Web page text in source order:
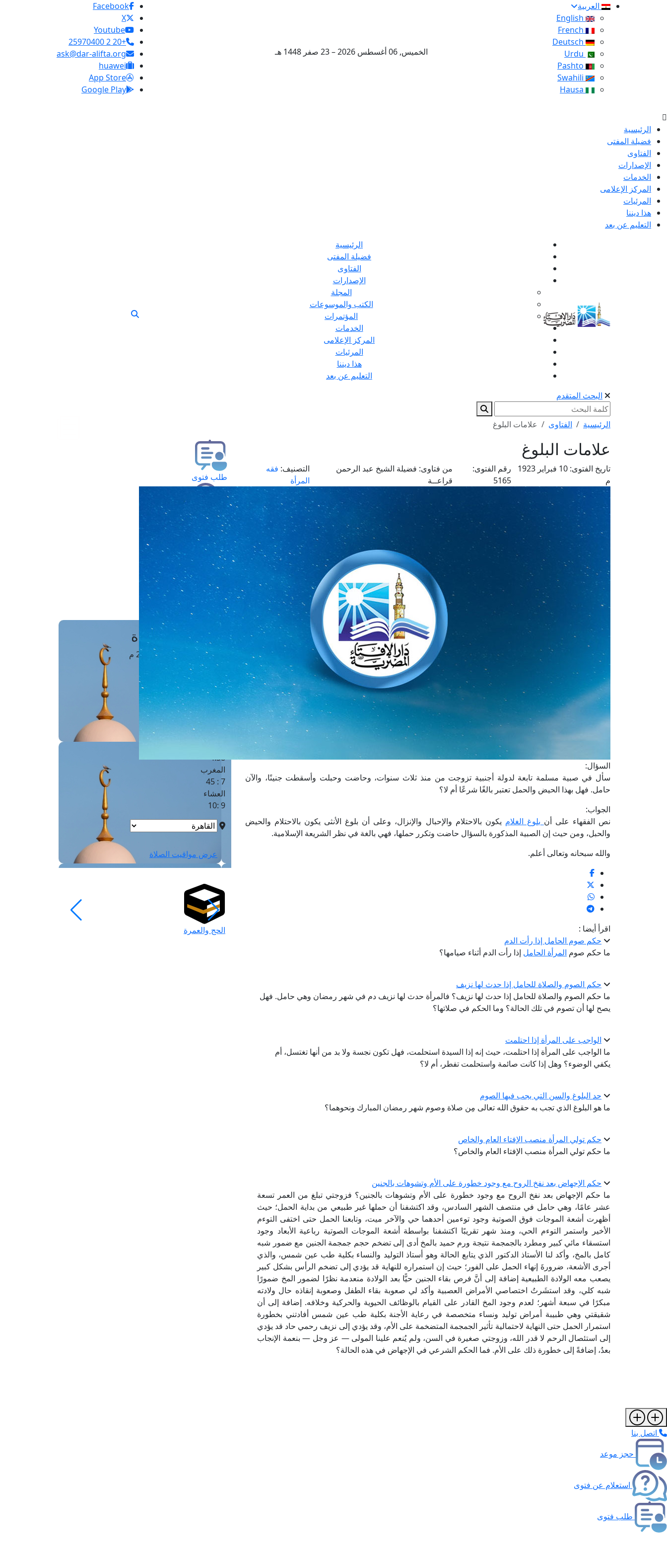
العربية
الخميس, 06 أغسطس 2026 – 23 صفر 1448 هـ
Facebook
X
Youtube
+20 2 25970400
ask@dar-alifta.org
huawei
App Store
Google Play
الرئيسية
فضيلة المفتى
الفتاوى
الإصدارات
الخدمات
المركز الإعلامى
المرئيات
هذا ديننا
التعليم عن بعد
الرئيسية
فضيلة المفتى
الفتاوى
الإصدارات
المجلة
الكتب والموسوعات
المؤتمرات
الخدمات
المركز الإعلامى
المرئيات
هذا ديننا
التعليم عن بعد
البحث المتقدم
الرئيسية الفتاوى علامات البلوغ
علامات البلوغ
تاريخ الفتوى:
10 فبراير 1923
م
رقم الفتوى:
5165
من فتاوى: فضيلة الشيخ عبد الرحمن
قراعــة
التصنيف: فقه
المرأة
السؤال:
سأل في صبية مسلمة تابعة ‏لدولة أجنبية تزوجت من منذ ثلاث ‏سنوات، وحاضت وحبلت وأسقطت جنينًا، ‏والآن
حامل. فهل بهذا الحيض والحمل ‏تعتبر بالغًا شرعًا أم لا؟
الجواب:
نص الفقهاء على أن بلوغ الغلام يكون ‏بالاحتلام والإحبال والإنزال، وعلى أن ‏بلوغ الأنثى يكون بالاحتلام والحيض
‏والحبل، ومن حيث إن الصبية المذكورة ‏بالسؤال حاضت وتكرر حملها، فهي بالغة ‏في نظر الشريعة الإسلامية.
والله سبحانه وتعالى أعلم.‏
اقرأ أيضا :
حكم صوم الحامل إذا رأت الدم
ما حكم صوم المرأة الحامل إذا رأت الدم أثناء صيامها؟
حكم الصوم والصلاة للحامل إذا حدث لها نزيف
ما حكم الصوم والصلاة للحامل إذا حدث لها نزيف؟ فالمرأة حدث لها نزيف دم في شهر رمضان وهي حامل. فهل
يصح لها أن تصوم في تلك الحالة؟ وما الحكم في صلاتها؟
الواجب على المرأة إذا احتلمت
ما الواجب على المرأة إذا احتلمت، حيث إنه إذا السيدة استحلمت، فهل تكون نجسة ولا بد من أنها تغتسل، أم
يكفي الوضوء؟ وهل إذا كانت صائمة واستحلمت تفطر، أم لا؟
حد البلوغ والسن التي يجب فيها الصوم
ما هو البلوغ الذي تجب به حقوق الله تعالى مِن صلاة وصوم شهر رمضان المبارك ونحوهما؟
حكم تولي المرأة منصب الإفتاء العام والخاص
ما حكم تولي المرأة منصب الإفتاء العام والخاص؟
حكم الإجهاض بعد نفخ الروح مع وجود خطورة على الأم وتشوهات بالجنين
ما حكم الإجهاض بعد نفخ الروح مع وجود خطورة على الأم وتشوهات بالجنين؟ فزوجتي تبلغ من العمر تسعة
عشر عامًا، وهي حامل في منتصف الشهر السادس، وقد اكتشفنا أن حملها غير طبيعي من بداية الحمل؛ حيث
أظهرت أشعة الموجات فوق الصوتية وجود توءمين أحدهما حي والآخر ميت، وتابعنا الحمل حتى اختفى التوءم
الأخير واستمر التوءم الحي، ومنذ شهر تقريبًا اكتشفنا بواسطة أشعة الموجات الصوتية رباعية الأبعاد وجود
استسقاء مائي كبير ومطرد بالجمجمة نتيجة ورم حميد بالمخ أدى إلى تضخم حجم جمجمة الجنين مع ضمور شبه
كامل بالمخ، وأكد لنا الأستاذ الدكتور الذي يتابع الحالة وهو أستاذ التوليد والنساء بكلية طب عين شمس، والذي
أجرى الأشعة، ضرورةَ إنهاء الحمل على الفور؛ حيث إن استمراره للنهاية قد يؤدي إلى تضخم الرأس بشكل كبير
يصعب معه الولادة الطبيعية إضافة إلى أنَّ فرص بقاء الجنين حيًّا بعد الولادة منعدمة نظرًا لضمور المخ ضمورًا
شبه كلي، وقد استشَرتُ اختصاصي الأمراض العصبية وأكد لي صعوبة بقاء الطفل وصعوبة إنقاذه حال ولادته
مبكرًا في سبعة أشهر؛ لعدم وجود المخ القادر على القيام بالوظائف الحيوية والحركية وخلافه. إضافة إلى أن
شقيقتي وهي طبيبة أمراض توليد ونساء متخصصة في رعاية الأجنة بكلية طب عين شمس أفادتني بخطورة
استمرار الحمل حتى النهاية لاحتمالية تأثير الجمجمة المتضخمة على الأم، وقد يؤدي إلى نزيف رحمي حاد قد يؤدي
إلى استئصال الرحم لا قدر الله، وزوجتي صغيرة في السن، ولم يُنعم علينا المولى — عز وجل — بنعمة الإنجاب
بعدُ، إضافةً إلى خطورة ذلك على الأم. فما الحكم الشرعي في الإجهاض في هذه الحالة؟
طلب فتوى
استعلام عن فتوى
حجز موعد
الفتوى الهاتفية
مَواقِيتُ الصَّـــلاة
القاهرة · 06 أغسطس 2026 م
4 :40
الشروق
6 :17
4:38
المغرب
7 : 45
العشاء
9 :10
عرض مواقيت الصلاة
الحج والعمرة
اتصل بنا
حجز موعد
استعلام عن فتوى
طلب فتوى